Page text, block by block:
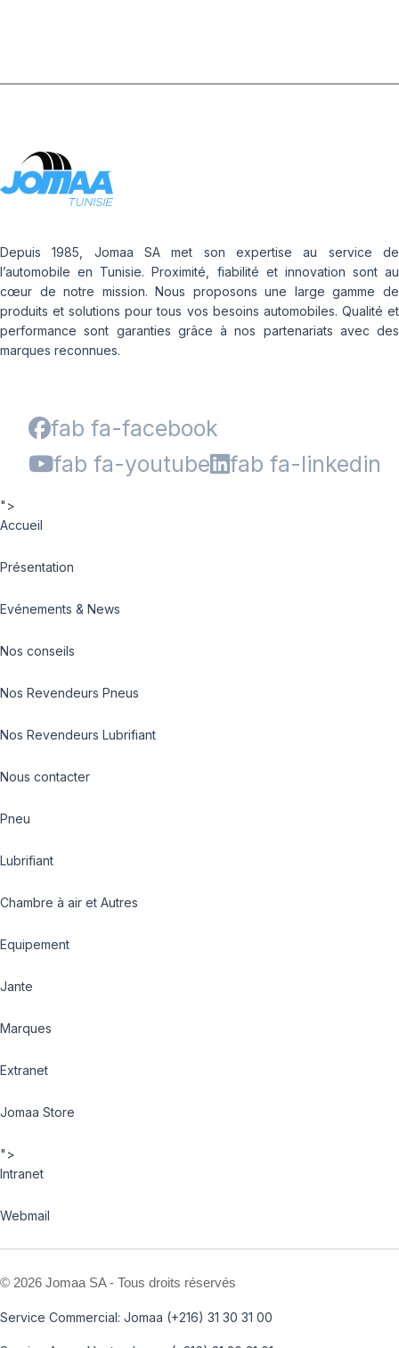
Depuis 1985, Jomaa SA met son expertise au service de
l’automobile en Tunisie. Proximité, fiabilité et innovation sont au
cœur de notre mission. Nous proposons une large gamme de
produits et solutions pour tous vos besoins automobiles. Qualité et
performance sont garanties grâce à nos partenariats avec des
marques reconnues.
fab fa-facebook
fab fa-youtube
fab fa-linkedin
">
Accueil
Présentation
Evénements & News
Nos conseils
Nos Revendeurs Pneus
Nos Revendeurs Lubrifiant
Nous contacter
Pneu
Lubrifiant
Chambre à air et Autres
Equipement
Jante
Marques
Extranet
Jomaa Store
">
Intranet
Webmail
© 2026 Jomaa SA - Tous droits réservés
Service Commercial: Jomaa (+216) 31 30 31 00